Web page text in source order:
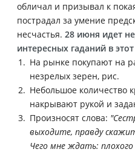
обличал и призывал к
пострадал за умение
несчастья. 28 июня идет
интересных гаданий в
На рынке покупают на
незрелых зерен, рис.
Небольшое количество
накрывают рукой и
Произносят слова:
выходите, правду
Чего мне ждать: